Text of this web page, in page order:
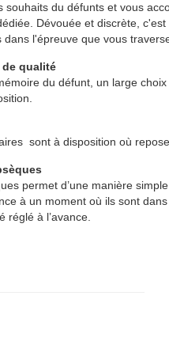
souhaits du défunts et vous
Dévouée et discrète,
dans l'épreuve que vous
qualité
du défunt, un large
sont à disposition où
permet d’une manière
à un moment où ils sont
réglé à l’avance.